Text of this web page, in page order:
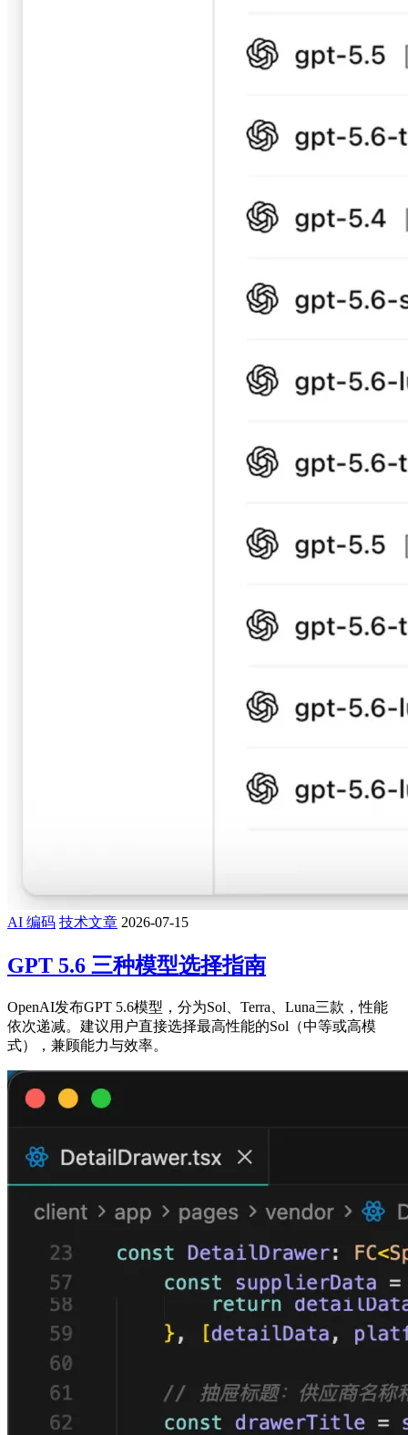
AI 编码 技术文章 2026-07-15
GPT 5.6 三种模型选择指南
OpenAI发布GPT 5.6模型，分为Sol、Terra、Luna三款，性能
依次递减。建议用户直接选择最高性能的Sol（中等或高模
式），兼顾能力与效率。